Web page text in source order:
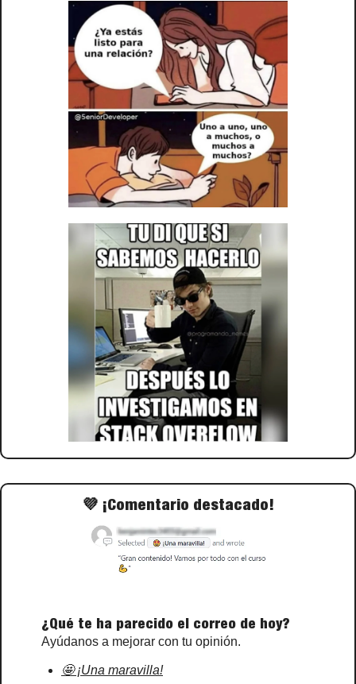
💜 ¡Comentario destacado!
¿Qué te ha parecido el correo de hoy?
Ayúdanos a mejorar con tu opinión.
🤩 ¡Una maravilla!